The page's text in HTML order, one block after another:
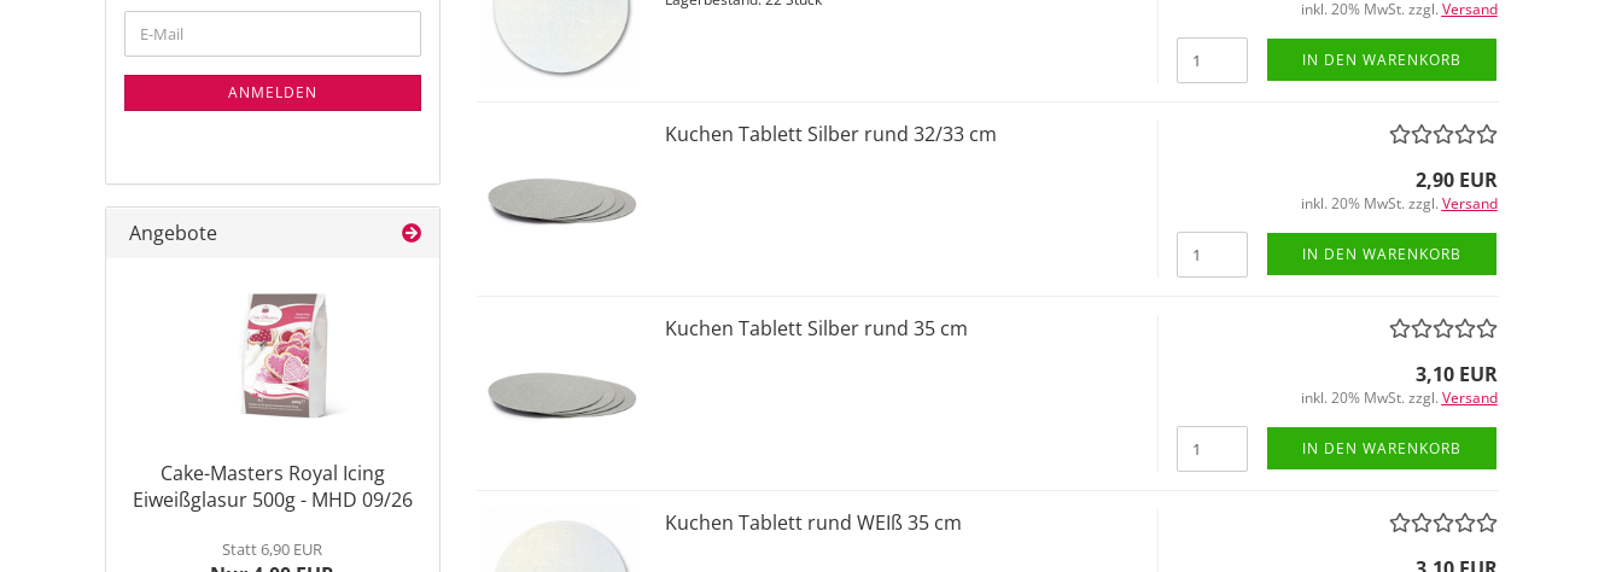
inkl. 20% MwSt. zzgl. Versand
IN DEN WARENKORB
Kuchen Tablett Silber rund 32/33 cm
2,90 EUR
inkl. 20% MwSt. zzgl. Versand
IN DEN WARENKORB
Kuchen Tablett Silber rund 35 cm
3,10 EUR
inkl. 20% MwSt. zzgl. Versand
IN DEN WARENKORB
Kuchen Tablett rund WEIß 35 cm
ZUR
NEWSLETTER-
E-
Mail
ANMELDEN
Angebote
Cake-Masters Royal Icing
Eiweißglasur 500g - MHD 09/26
Statt 6,90 EUR